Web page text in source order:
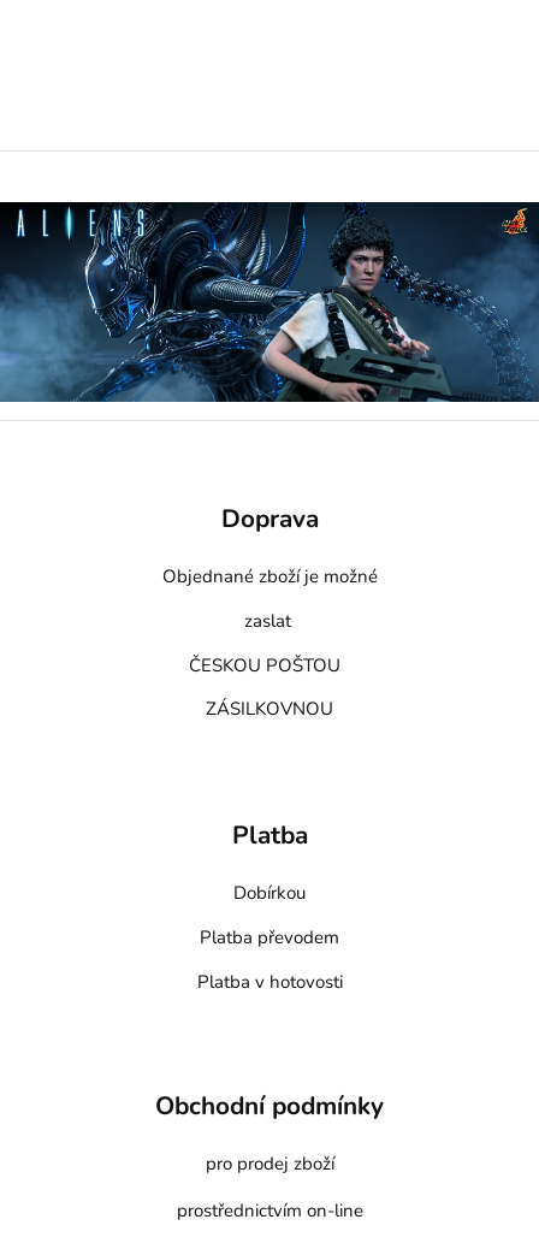
Doprava
Objednané zboží je možné
zaslat
ČESKOU POŠTOU
ZÁSILKOVNOU
Platba
Dobírkou
Platba převodem
Platba v hotovosti
Obchodní podmínky
pro prodej zboží
prostřednictvím on-line